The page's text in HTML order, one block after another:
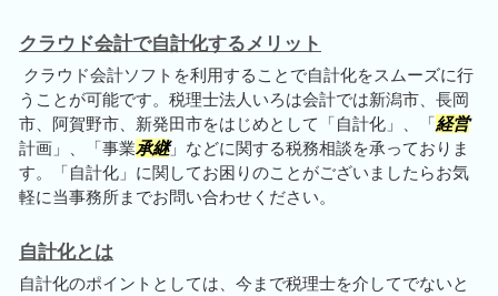
クラウド会計で自計化するメリット
クラウド会計ソフトを利用することで自計化をスムーズに行
うことが可能です。税理士法人いろは会計では新潟市、長岡
市、阿賀野市、新発田市をはじめとして「自計化」、「経営
計画」、「事業承継」などに関する税務相談を承っておりま
す。「自計化」に関してお困りのことがございましたらお気
軽に当事務所までお問い合わせください。
自計化とは
自計化のポイントとしては、今まで税理士を介してでないと